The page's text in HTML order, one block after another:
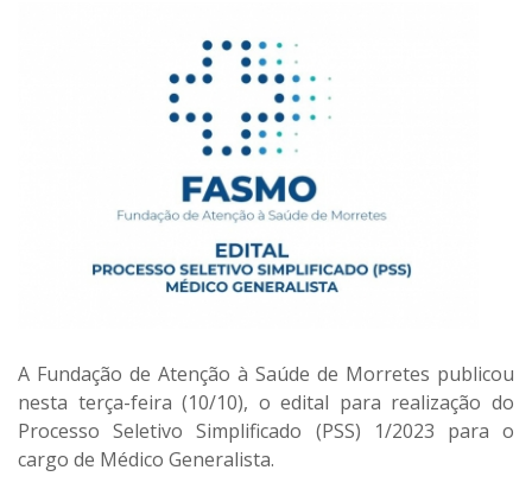
A Fundação de Atenção à Saúde de Morretes publicou
nesta terça-feira (10/10), o edital para realização do
Processo Seletivo Simplificado (PSS) 1/2023 para o
cargo de Médico Generalista.